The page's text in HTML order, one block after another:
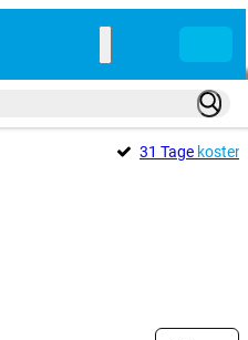
31 Tage